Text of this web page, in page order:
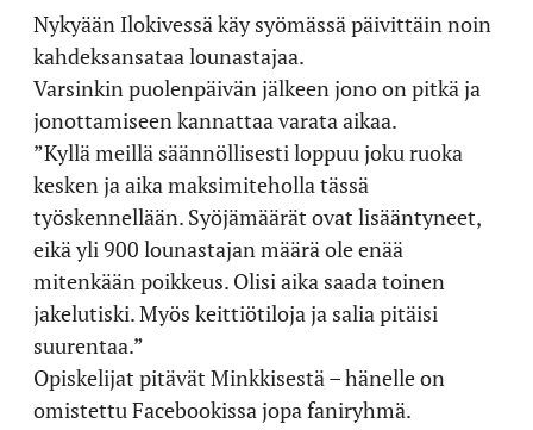
Nykyään Ilokivessä käy syömässä päivittäin noin
kahdeksansataa lounastajaa.
Varsinkin puolenpäivän jälkeen jono on pitkä ja
jonottamiseen kannattaa varata aikaa.
”Kyllä meillä säännöllisesti loppuu joku ruoka
kesken ja aika maksimiteholla tässä
työskennellään. Syöjämäärät ovat lisääntyneet,
eikä yli 900 lounastajan määrä ole enää
mitenkään poikkeus. Olisi aika saada toinen
jakelutiski. Myös keittiötiloja ja salia pitäisi
suurentaa.”
Opiskelijat pitävät Minkkisestä – hänelle on
omistettu Facebookissa jopa faniryhmä.